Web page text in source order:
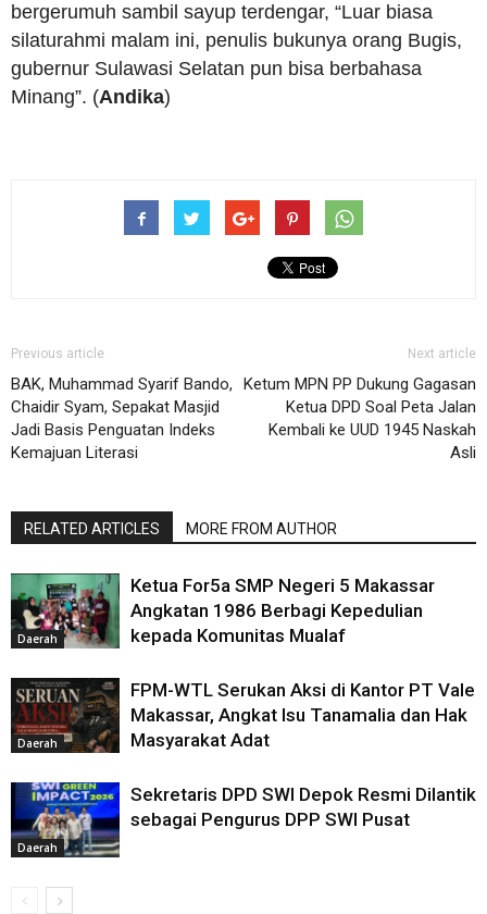
bergerumuh sambil sayup terdengar, “Luar biasa
silaturahmi malam ini, penulis bukunya orang Bugis,
gubernur Sulawasi Selatan pun bisa berbahasa
Minang”. (Andika)
Previous article
BAK, Muhammad Syarif Bando,
Chaidir Syam, Sepakat Masjid
Jadi Basis Penguatan Indeks
Kemajuan Literasi
Next article
Ketum MPN PP Dukung Gagasan
Ketua DPD Soal Peta Jalan
Kembali ke UUD 1945 Naskah
Asli
RELATED ARTICLES MORE FROM AUTHOR
Daerah
Ketua For5a SMP Negeri 5 Makassar
Angkatan 1986 Berbagi Kepedulian
kepada Komunitas Mualaf
Daerah
FPM-WTL Serukan Aksi di Kantor PT Vale
Makassar, Angkat Isu Tanamalia dan Hak
Masyarakat Adat
Daerah
Sekretaris DPD SWI Depok Resmi Dilantik
sebagai Pengurus DPP SWI Pusat